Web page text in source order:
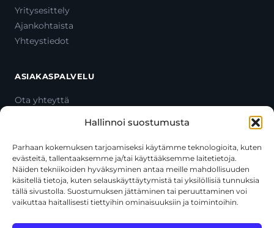
Hallinnoi suostumusta
Parhaan kokemuksen tarjoamiseksi käytämme teknologioita, kuten
evästeitä, tallentaaksemme ja/tai käyttääksemme laitetietoja.
Näiden tekniikoiden hyväksyminen antaa meille mahdollisuuden
käsitellä tietoja, kuten selauskäyttäytymistä tai yksilöllisiä tunnuksia
tällä sivustolla. Suostumuksen jättäminen tai peruuttaminen voi
vaikuttaa haitallisesti tiettyihin ominaisuuksiin ja toimintoihin.
Yritysesittely
Ajankohtaista
Yhteystiedot
ASIAKASPALVELU
Ota yhteyttä
Toimitustavat
Usein kysytyt kysymykset
+358 44 270 3795
asiakaspalvelu@toolcat.fi